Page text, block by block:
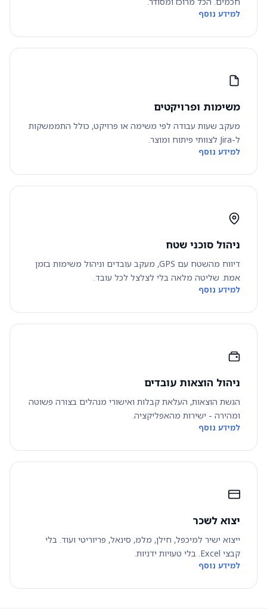
למידע נוסף
משימות ופרויקטים
מעקב שעות עבודה לפי משימה או פרויקט, כולל התממשקות
ל-Jira לצוותי פיתוח ומוצר.
למידע נוסף
ניהול סוכני שטח
דיווח מהשטח עם GPS, מעקב עובדים וניהול משימות בזמן
אמת. שליטה מלאה בלי לצלצל לכל עובד.
למידע נוסף
ניהול הוצאות עובדים
הגשת הוצאות, העלאת קבלות ואישורי מנהלים בצורה פשוטה
ומהירה - ישירות מהאפליקציה.
למידע נוסף
יצוא לשכר
ייצוא ישיר למיכפל, חילן, מלמ, סינאל, פריוריטי ועוד. בלי
קבצי Excel. בלי טעויות ידניות.
למידע נוסף